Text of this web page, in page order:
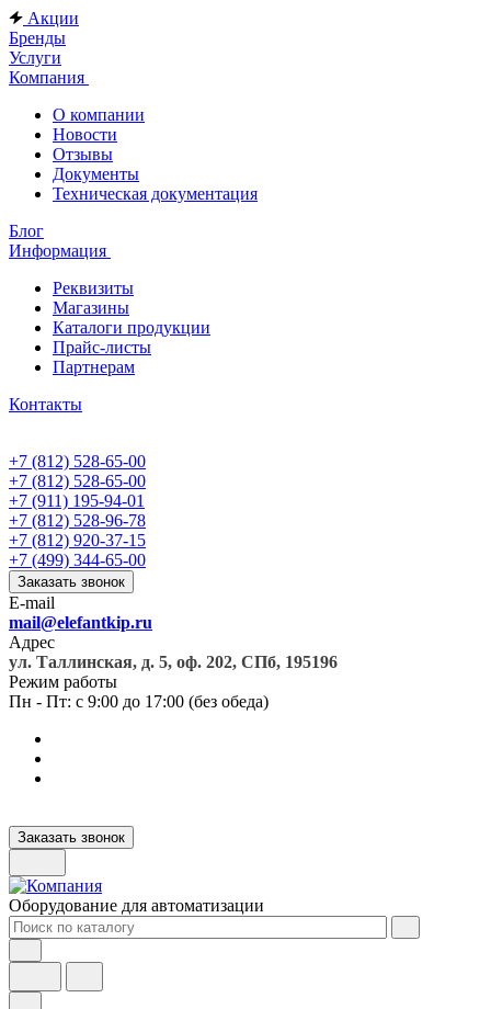
Акции
Бренды
Услуги
Компания
О компании
Новости
Отзывы
Документы
Техническая документация
Блог
Информация
Реквизиты
Магазины
Каталоги продукции
Прайс-листы
Партнерам
Контакты
+7 (812) 528-65-00
+7 (812) 528-65-00
+7 (911) 195-94-01
+7 (812) 528-96-78
+7 (812) 920-37-15
+7 (499) 344-65-00
Заказать звонок
E-mail
mail@elefantkip.ru
Адрес
ул. Таллинская, д. 5, оф. 202, СПб, 195196
Режим работы
Пн - Пт: с 9:00 до 17:00 (без обеда)
Заказать звонок
Оборудование для автоматизации